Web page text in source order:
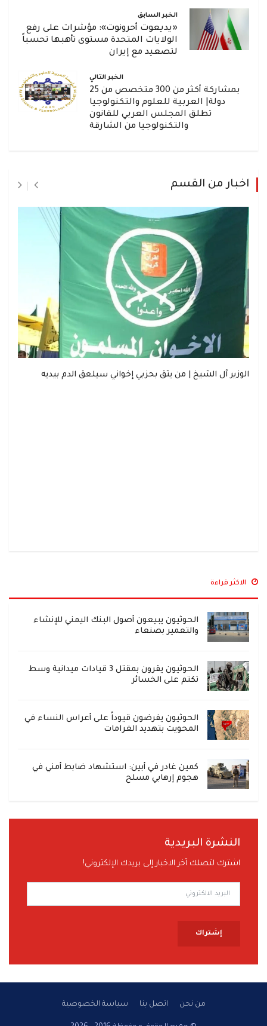
الخبر السابق
«يديعوت أحرونوت»: مؤشرات على رفع
الولايات المتحدة مستوى تأهبها تحسباً
لتصعيد مع إيران
الخبر التالي
بمشاركة أكثر من 300 متخصص من 25
دولة| العربية للعلوم والتكنولوجيا
تطلق المجلس العربي للقانون
والتكنولوجيا من الشارقة
اخبار من القسم
الوزير آل الشيخ | من يثق بحزبي إخواني سيلعق الدم بيديه
الاكثر قراءة
الحوثيون يبيعون أصول البنك اليمني للإنشاء
والتعمير بصنعاء
الحوثيون يقرون بمقتل 3 قيادات ميدانية وسط
تكتم على الخسائر
الحوثيون يفرضون قيوداً على أعراس النساء في
المحويت بتهديد الغرامات
كمين غادر في أبين: استشهاد ضابط أمني في
هجوم إرهابي مسلح
النشرة البريدية
اشترك لتصلك آخر الاخبار إلى بريدك الإلكتروني!
إشتراك
من نحن اتصل بنا سياسة الخصوصية